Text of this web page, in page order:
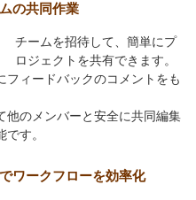
の共同作業
チームを招待して、簡単にプ
ロジェクトを共有できます。
フィードバックのコメントをも
他のメンバーと安全に共同編集
す。
ワークフローを効率化